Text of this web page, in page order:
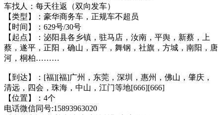
车找人：每天往返（双向发车）
【类型】：豪华商务车，正规车不超员
【时间】：6️29号/30号
【起点】：泌阳县各乡镇，驻马店，汝南，平舆，新蔡，上
蔡，遂平，正阳，确山，西平，舞钢，社旗，方城，南阳，唐
河，桐柏………
【到达】：[福][福]广州，东莞，深圳，惠州，佛山，肇庆，
清远，四会，珠海，中山，江门等地[666][666]
【位置】：4个
电话微信同号:15893963020